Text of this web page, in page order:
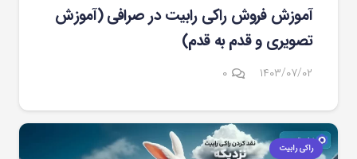
آموزش فروش راکی رابیت در صرافی (آموزش
تصویری و قدم به قدم)
۱۴۰۳/۰۷/۰۲ ۰
راکی رابیت